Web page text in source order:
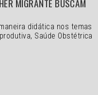
MIGRANTE BUSCAM
didática nos temas
Saúde Obstétrica